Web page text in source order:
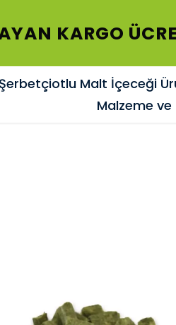
KARGO
Şerbetçiotlu Malt İçeceği
Malzeme